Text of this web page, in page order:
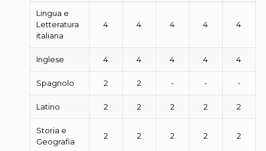
Lingua e
Letteratura
italiana
4 4 4 4 4
Inglese 4 4 4 4 4
Spagnolo 2 2 - - -
Latino 2 2 2 2 2
Storia e
Geografia
2 2 2 2 2